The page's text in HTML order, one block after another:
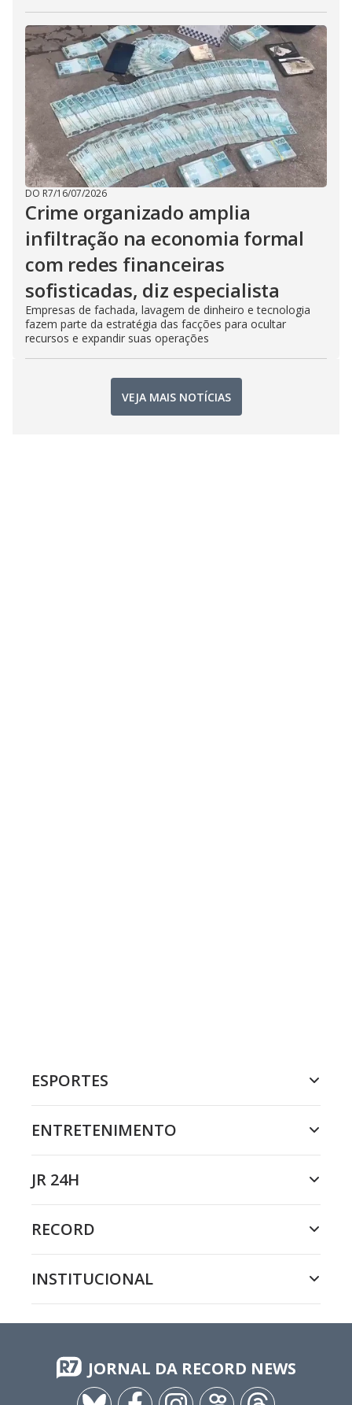
DO R7/16/07/2026
Crime organizado amplia
infiltração na economia formal
com redes financeiras
sofisticadas, diz especialista
Empresas de fachada, lavagem de dinheiro e tecnologia
fazem parte da estratégia das facções para ocultar
recursos e expandir suas operações
VEJA MAIS NOTÍCIAS
ESPORTES
ENTRETENIMENTO
JR 24H
RECORD
INSTITUCIONAL
JORNAL DA RECORD NEWS